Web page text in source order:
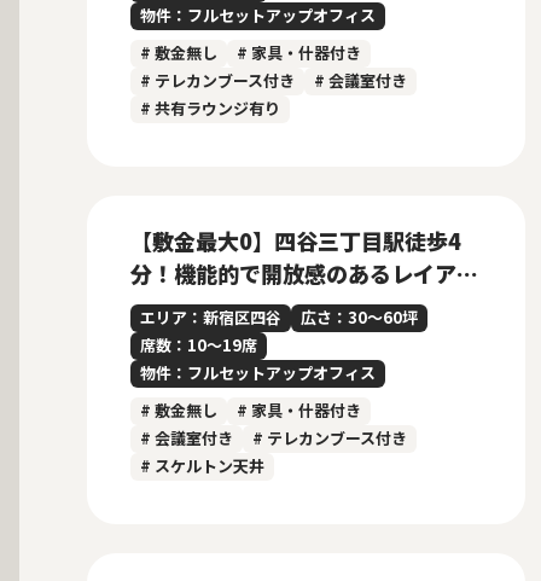
物件：フルセットアップオフィス
# 敷金無し
# 家具・什器付き
# テレカンブース付き
# 会議室付き
# 共有ラウンジ有り
【敷金最大0】四谷三丁目駅徒歩4
分！機能的で開放感のあるレイアウ
トが魅力のフルセットアップオフィ
ス
エリア：新宿区四谷
広さ：30〜60坪
席数：10〜19席
物件：フルセットアップオフィス
# 敷金無し
# 家具・什器付き
# 会議室付き
# テレカンブース付き
# スケルトン天井